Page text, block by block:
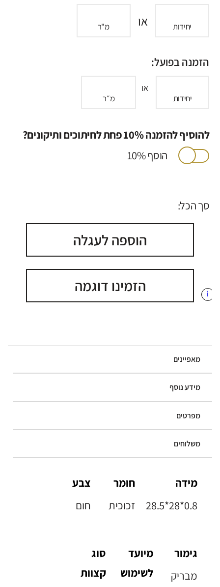
יחידות או מ"ר
הזמנה בפועל:
יחידות
או
מ״ר
להוסיף להזמנה 10% פחת לחיתוכים ותיקונים?
הוסף 10%
סך הכל:
הוספה לעגלה
הזמינו דוגמה i
מאפיינים
מידע נוסף
מפרטים
משלוחים
מידה
28.5*28*0.8
חומר
זכוכית
צבע
חום
גימור
מבריק
מיועד
לשימוש
סוג
קצוות